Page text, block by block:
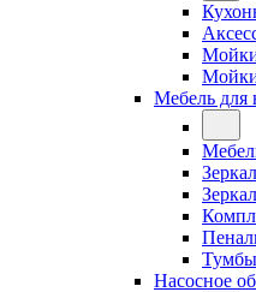
Мебель для
Насосное